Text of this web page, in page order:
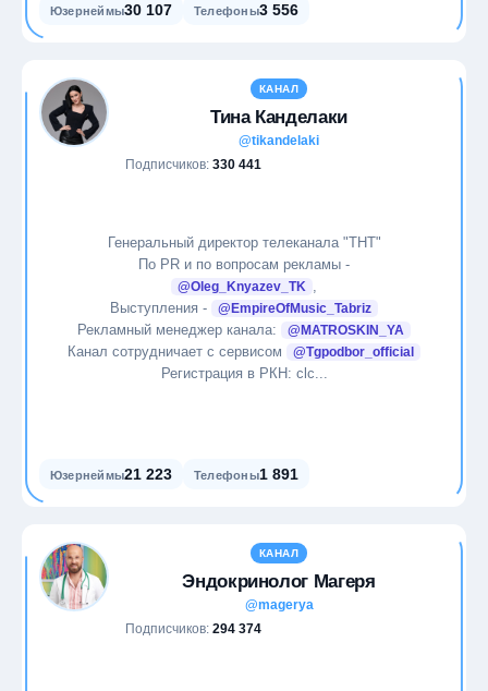
Юзернеймы30 107 Телефоны3 556
КАНАЛ
Тина Канделаки
@tikandelaki
Подписчиков: 330 441
Генеральный директор телеканала "ТНТ"
По PR и по вопросам рекламы -
@Oleg_Knyazev_TK
Выступления -
@EmpireOfMusic_Tabriz
Рекламный менеджер канала: @MATROSKIN_YA
Канал сотрудничает с сервисом @Tgpodbor_official
Регистрация в РКН: clc...
Юзернеймы21 223 Телефоны1 891
КАНАЛ
Эндокринолог Магеря
@magerya
Подписчиков: 294 374